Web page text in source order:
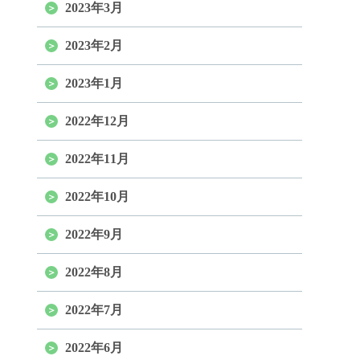
2023年3月
2023年2月
2023年1月
2022年12月
2022年11月
2022年10月
2022年9月
2022年8月
2022年7月
2022年6月